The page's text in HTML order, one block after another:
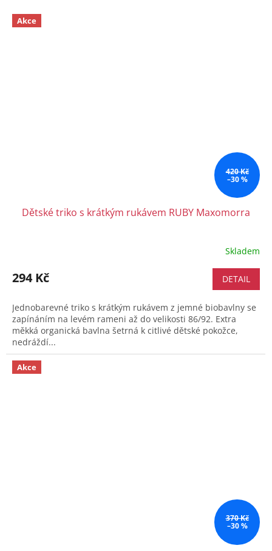
Akce
420 Kč
–30 %
Dětské triko s krátkým rukávem RUBY Maxomorra
Skladem
294 Kč DETAIL
Jednobarevné triko s krátkým rukávem z jemné biobavlny se
zapínáním na levém rameni až do velikosti 86/92. Extra
měkká organická bavlna šetrná k citlivé dětské pokožce,
nedráždí...
Akce
370 Kč
–30 %